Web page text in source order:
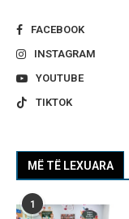
FACEBOOK
INSTAGRAM
YOUTUBE
TIKTOK
MË TË LEXUARA
1